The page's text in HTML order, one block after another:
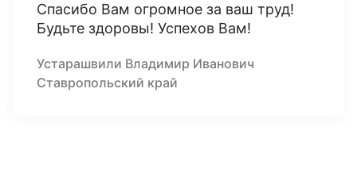
Спасибо Вам огромное за ваш труд!
Будьте здоровы! Успехов Вам!
Устарашвили Владимир Иванович
Ставропольский край